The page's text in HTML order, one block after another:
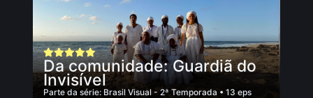
Da comunidade: Guardiã do
Invisível
Parte da série: Brasil Visual - 2ª Temporada • 13 eps